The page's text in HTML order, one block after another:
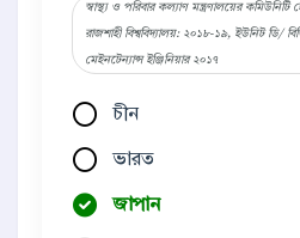
স্বাস্থ্য ও পরিবার কল্যাণ মন্ত্রণালয়ের
রাজশাহী বিশ্ববিদ্যালয়: ২০১৮-১৯, ইউনিট ডি/
মেইনটেন্যান্স ইঞ্জিনিয়ার ২০১৭
চীন
ভারত
জাপান